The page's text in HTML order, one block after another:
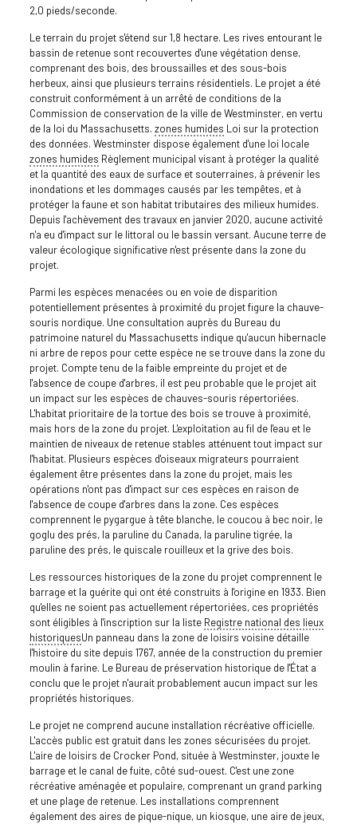
2,0 pieds/seconde.
Le terrain du projet s'étend sur 1,8 hectare. Les rives entourant le
bassin de retenue sont recouvertes d'une végétation dense,
comprenant des bois, des broussailles et des sous-bois
herbeux, ainsi que plusieurs terrains résidentiels. Le projet a été
construit conformément à un arrêté de conditions de la
Commission de conservation de la ville de Westminster, en vertu
de la loi du Massachusetts. zones humides Loi sur la protection
des données. Westminster dispose également d'une loi locale
zones humides Règlement municipal visant à protéger la qualité
et la quantité des eaux de surface et souterraines, à prévenir les
inondations et les dommages causés par les tempêtes, et à
protéger la faune et son habitat tributaires des milieux humides.
Depuis l'achèvement des travaux en janvier 2020, aucune activité
n'a eu d'impact sur le littoral ou le bassin versant. Aucune terre de
valeur écologique significative n'est présente dans la zone du
projet.
Parmi les espèces menacées ou en voie de disparition
potentiellement présentes à proximité du projet figure la chauve-
souris nordique. Une consultation auprès du Bureau du
patrimoine naturel du Massachusetts indique qu'aucun hibernacle
ni arbre de repos pour cette espèce ne se trouve dans la zone du
projet. Compte tenu de la faible empreinte du projet et de
l'absence de coupe d'arbres, il est peu probable que le projet ait
un impact sur les espèces de chauves-souris répertoriées.
L'habitat prioritaire de la tortue des bois se trouve à proximité,
mais hors de la zone du projet. L'exploitation au fil de l'eau et le
maintien de niveaux de retenue stables atténuent tout impact sur
l'habitat. Plusieurs espèces d'oiseaux migrateurs pourraient
également être présentes dans la zone du projet, mais les
opérations n'ont pas d'impact sur ces espèces en raison de
l'absence de coupe d'arbres dans la zone. Ces espèces
comprennent le pygargue à tête blanche, le coucou à bec noir, le
goglu des prés, la paruline du Canada, la paruline tigrée, la
paruline des prés, le quiscale rouilleux et la grive des bois.
Les ressources historiques de la zone du projet comprennent le
barrage et la guérite qui ont été construits à l'origine en 1933. Bien
qu'elles ne soient pas actuellement répertoriées, ces propriétés
sont éligibles à l'inscription sur la liste Registre national des lieux
historiquesUn panneau dans la zone de loisirs voisine détaille
l'histoire du site depuis 1767, année de la construction du premier
moulin à farine. Le Bureau de préservation historique de l'État a
conclu que le projet n'aurait probablement aucun impact sur les
propriétés historiques.
Le projet ne comprend aucune installation récréative officielle.
L'accès public est gratuit dans les zones sécurisées du projet.
L'aire de loisirs de Crocker Pond, située à Westminster, jouxte le
barrage et le canal de fuite, côté sud-ouest. C'est une zone
récréative aménagée et populaire, comprenant un grand parking
et une plage de retenue. Les installations comprennent
également des aires de pique-nique, un kiosque, une aire de jeux,